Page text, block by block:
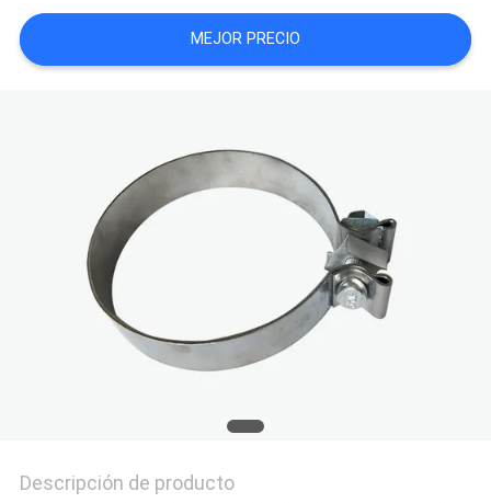
DEL
SITIO
MEJOR PRECIO
Descripción de producto